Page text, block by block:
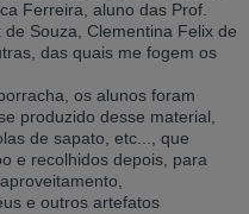
Ferreira, aluno das Prof.
Souza, Clementina Felix de
das quais me fogem os
os alunos foram
produzido desse material,
de sapato, etc..., que
e recolhidos depois, para
e outros artefatos